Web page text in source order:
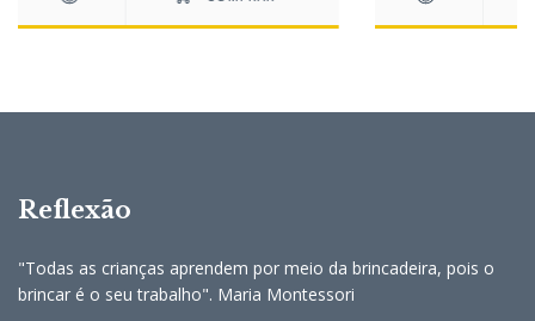
Reflexão
"Todas as crianças aprendem por meio da brincadeira, pois o
brincar é o seu trabalho". Maria Montessori